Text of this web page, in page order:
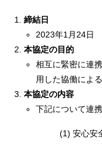
締結日
2023年1月24日
本協定の目的
相互に緊密に連
用した協働によ
本協定の内容
下記について連
(1) 安心安